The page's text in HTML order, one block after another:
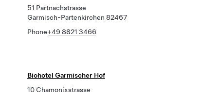
51 Partnachstrasse
Garmisch-Partenkirchen 82467
Phone+49 8821 3466
Biohotel Garmischer Hof
10 Chamonixstrasse